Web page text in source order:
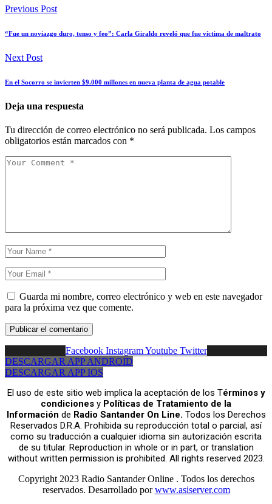
Previous Post
“Fue un noviazgo duro, tenso y feo”: Carla Giraldo reveló que fue víctima de maltrato
Next Post
En el Socorro se invierten $9.000 millones en nueva planta de agua potable
Deja una respuesta
Tu dirección de correo electrónico no será publicada. Los campos
obligatorios están marcados con *
Guarda mi nombre, correo electrónico y web en este navegador
para la próxima vez que comente.
Facebook Instagram Youtube Twitter
DESCARGAR APP ANDROID
DESCARGAR APP IOS
El uso de este sitio web implica la aceptación de los Términos y
condiciones y Políticas de Tratamiento de la
Información de Radio Santander On Line. Todos los Derechos
Reservados D.R.A. Prohibida su reproducción total o parcial, así
como su traducción a cualquier idioma sin autorización escrita
de su titular. Reproduction in whole or in part, or translation
without written permission is prohibited. All rights reserved 2023.
Copyright 2023 Radio Santander Online . Todos los derechos
reservados. Desarrollado porwww.asiserver.com